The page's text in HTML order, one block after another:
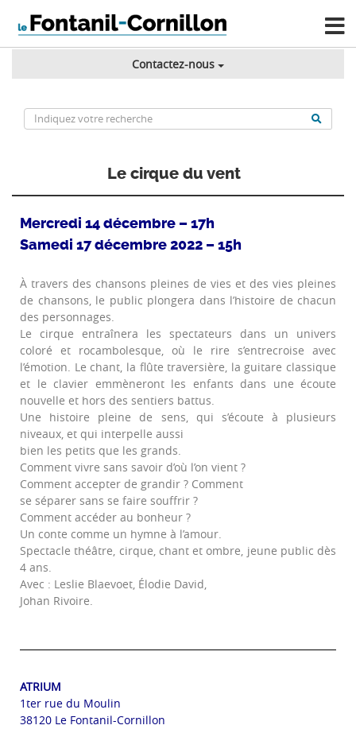
Contactez-nous
Le cirque du vent
Mercredi 14 décembre – 17h
Samedi 17 décembre 2022 – 15h
À travers des chansons pleines de vies et des vies pleines
de chansons, le public plongera dans l’histoire de chacun
des personnages.
Le cirque entraînera les spectateurs dans un univers
coloré et rocambolesque, où le rire s’entrecroise avec
l’émotion. Le chant, la flûte traversière, la guitare classique
et le clavier emmèneront les enfants dans une écoute
nouvelle et hors des sentiers battus.
Une histoire pleine de sens, qui s’écoute à plusieurs
niveaux, et qui interpelle aussi
bien les petits que les grands.
Comment vivre sans savoir d’où l’on vient ?
Comment accepter de grandir ? Comment
se séparer sans se faire souffrir ?
Comment accéder au bonheur ?
Un conte comme un hymne à l’amour.
Spectacle théâtre, cirque, chant et ombre, jeune public dès
4 ans.
Avec : Leslie Blaevoet, Élodie David,
Johan Rivoire.
ATRIUM
1ter rue du Moulin
38120 Le Fontanil-Cornillon